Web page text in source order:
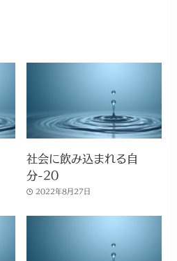
社会に飲み込まれる自
分-20
2022年8月27日